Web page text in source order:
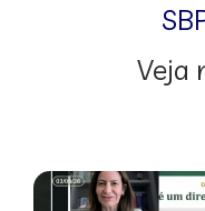
Veja